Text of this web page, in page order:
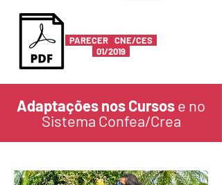
PARECER CNE/CES
01/2019
Adaptações nos Cursose no
Sistema Confea/Crea